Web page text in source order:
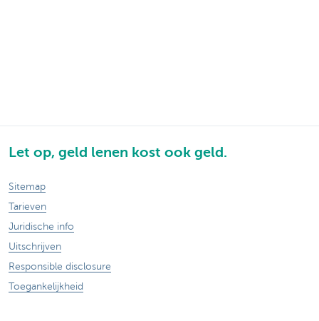
Let op, geld lenen kost ook geld.
Sitemap
Tarieven
Juridische info
Uitschrijven
Responsible disclosure
Toegankelijkheid